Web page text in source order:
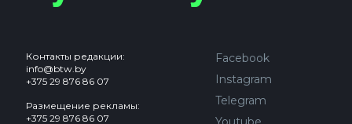
Контакты редакции:
info@btw.by
+375 29 876 86 07
Размещение рекламы:
+375 29 876 86 07
Facebook
Instagram
Telegram